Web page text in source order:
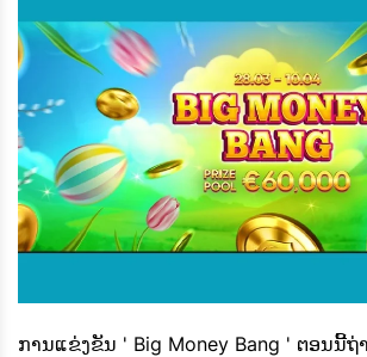
ການແຂ່ງຂັນ ' Big Money Bang ' ຕອນນີ້